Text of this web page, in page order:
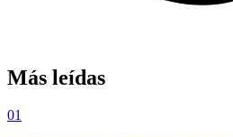
Más leídas
01